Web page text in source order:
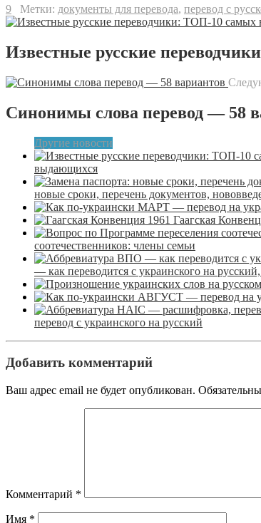
9 Метки: документы для перевода, перевод с
Известные русские
Синонимы слова перевод — 58
Другие новости
выдающихся
новые сроки, перечень документов,
Гаагская
соотечественников: члены семьи
— как переводится с украинского на
перевод с украинского на русский
Добавить комментарий
Ваш адрес email не будет опубликован.
Комментарий *
Имя *